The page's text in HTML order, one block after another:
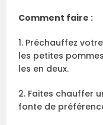
Comment faire :
1. Préchauffez
les petites
les en deux.
2. Faites chauffer
fonte de